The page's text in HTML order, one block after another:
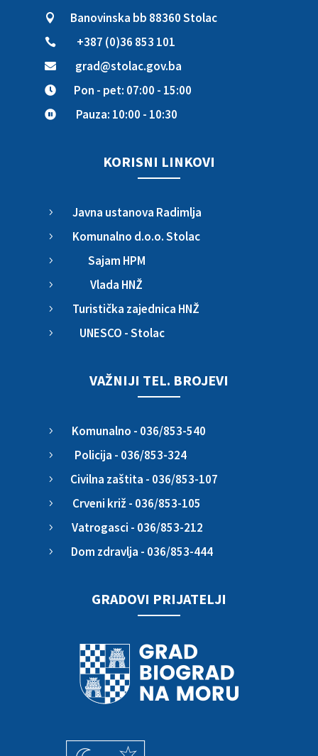
 Banovinska bb 88360 Stolac
 +387 (0)36 853 101
 grad@stolac.gov.ba
 Pon - pet: 07:00 - 15:00
 Pauza: 10:00 - 10:30
KORISNI LINKOVI
5 Javna ustanova Radimlja
5 Komunalno d.o.o. Stolac
5 Sajam HPM
5 Vlada HNŽ
5 Turistička zajednica HNŽ
5 UNESCO - Stolac
VAŽNIJI TEL. BROJEVI
5 Komunalno - 036/853-540
5 Policija - 036/853-324
5 Civilna zaštita - 036/853-107
5 Crveni križ - 036/853-105
5 Vatrogasci - 036/853-212
5 Dom zdravlja - 036/853-444
GRADOVI PRIJATELJI